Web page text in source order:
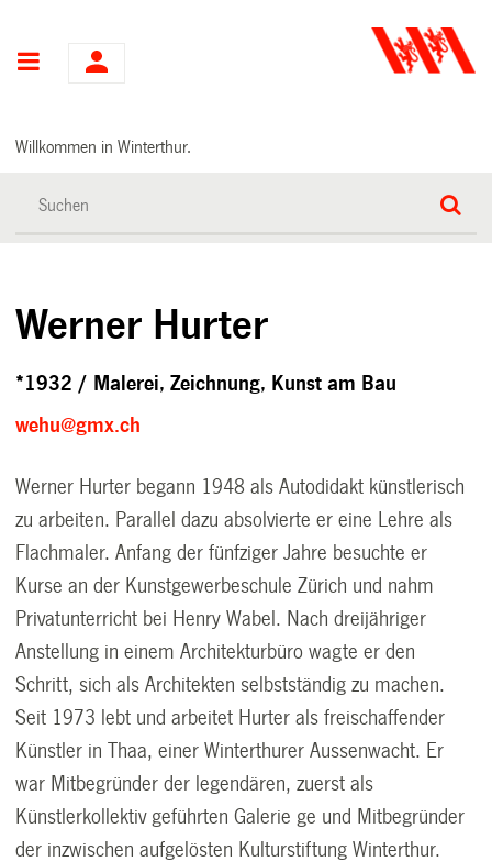
Hauptnavigation
Willkommen in Winterthur.
Werner Hurter
*1932 / Malerei, Zeichnung, Kunst am Bau
wehu@gmx.ch
Werner Hurter begann 1948 als Autodidakt künstlerisch
zu arbeiten. Parallel dazu absolvierte er eine Lehre als
Flachmaler. Anfang der fünfziger Jahre besuchte er
Kurse an der Kunstgewerbeschule Zürich und nahm
Privatunterricht bei Henry Wabel. Nach dreijähriger
Anstellung in einem Architekturbüro wagte er den
Schritt, sich als Architekten selbstständig zu machen.
Seit 1973 lebt und arbeitet Hurter als freischaffender
Künstler in Thaa, einer Winterthurer Aussenwacht. Er
war Mitbegründer der legendären, zuerst als
Künstlerkollektiv geführten Galerie ge und Mitbegründer
der inzwischen aufgelösten Kulturstiftung Winterthur.